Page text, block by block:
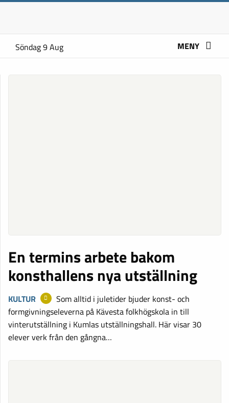
Söndag 9 Aug MENY
En termins arbete bakom
konsthallens nya utställning
KULTUR
Som alltid i juletider bjuder konst- och
formgivningseleverna på Kävesta folkhögskola in till
vinterutställning i Kumlas utställningshall. Här visar 30
elever verk från den gångna…